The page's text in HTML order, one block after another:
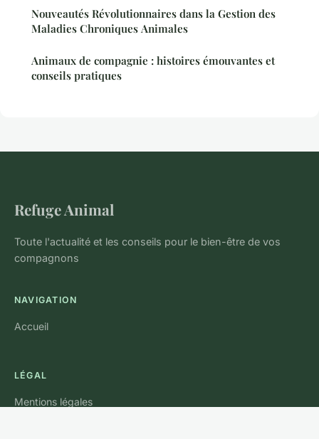
Nouveautés Révolutionnaires dans la Gestion des
Maladies Chroniques Animales
Animaux de compagnie : histoires émouvantes et
conseils pratiques
Refuge Animal
Toute l'actualité et les conseils pour le bien-être de vos
compagnons
NAVIGATION
Accueil
LÉGAL
Mentions légales